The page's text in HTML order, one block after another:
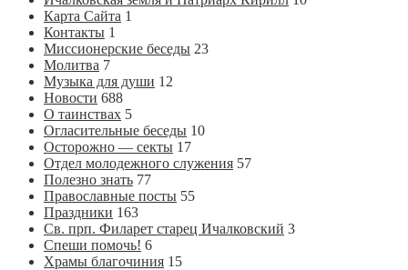
Карта Сайта 1
Контакты 1
Миссионерские беседы 23
Молитва 7
Музыка для души 12
Новости 688
О таинствах 5
Огласительные беседы 10
Осторожно — секты 17
Отдел молодежного служения 57
Полезно знать 77
Православные посты 55
Праздники 163
Св. прп. Филарет старец Ичалковский 3
Спеши помочь! 6
Храмы благочиния 15